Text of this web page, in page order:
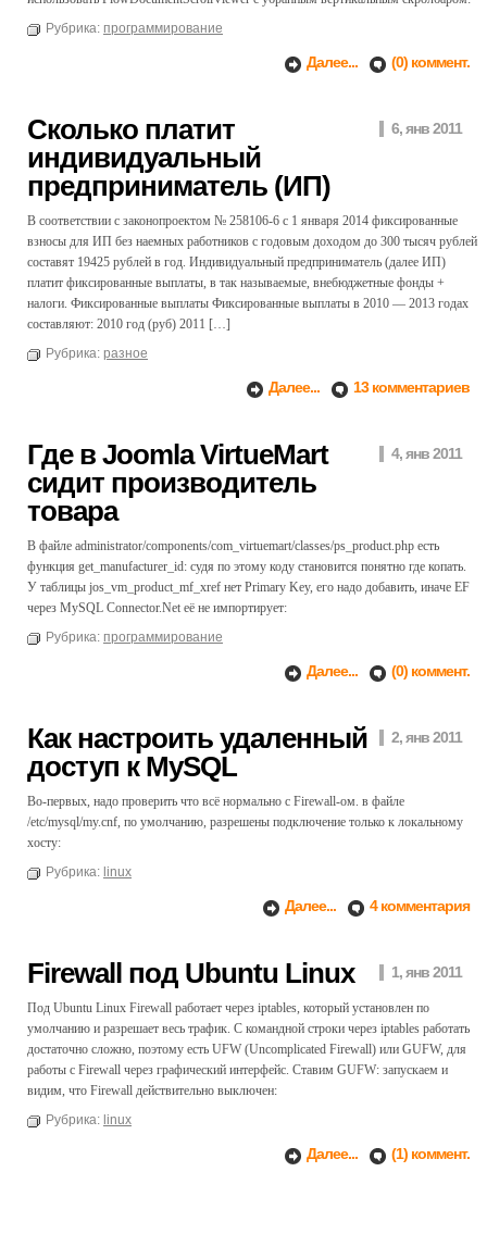
Рубрика: программирование
Далее... (0) коммент.
Сколько платит
индивидуальный
предприниматель (ИП)
6, янв 2011
В соответствии с законопроектом № 258106-6 с 1 января 2014 фиксированные
взносы для ИП без наемных работников с годовым доходом до 300 тысяч рублей
составят 19425 рублей в год. Индивидуальный предприниматель (далее ИП)
платит фиксированные выплаты, в так называемые, внебюджетные фонды +
налоги. Фиксированные выплаты Фиксированные выплаты в 2010 — 2013 годах
составляют: 2010 год (руб) 2011 […]
Рубрика: разное
Далее... 13 комментариев
Где в Joomla VirtueMart
сидит производитель
товара
4, янв 2011
В файле administrator/components/com_virtuemart/classes/ps_product.php есть
функция get_manufacturer_id: судя по этому коду становится понятно где копать.
У таблицы jos_vm_product_mf_xref нет Primary Key, его надо добавить, иначе EF
через MySQL Connector.Net её не импортирует:
Рубрика: программирование
Далее... (0) коммент.
Как настроить удаленный
доступ к MySQL
2, янв 2011
Во-первых, надо проверить что всё нормально с Firewall-ом. в файле
/etc/mysql/my.cnf, по умолчанию, разрешены подключение только к локальному
хосту:
Рубрика: linux
Далее... 4 комментария
Firewall под Ubuntu Linux 1, янв 2011
Под Ubuntu Linux Firewall работает через iptables, который установлен по
умолчанию и разрешает весь трафик. С командной строки через iptables работать
достаточно сложно, поэтому есть UFW (Uncomplicated Firewall) или GUFW, для
работы с Firewall через графический интерфейс. Ставим GUFW: запускаем и
видим, что Firewall действительно выключен:
Рубрика: linux
Далее... (1) коммент.